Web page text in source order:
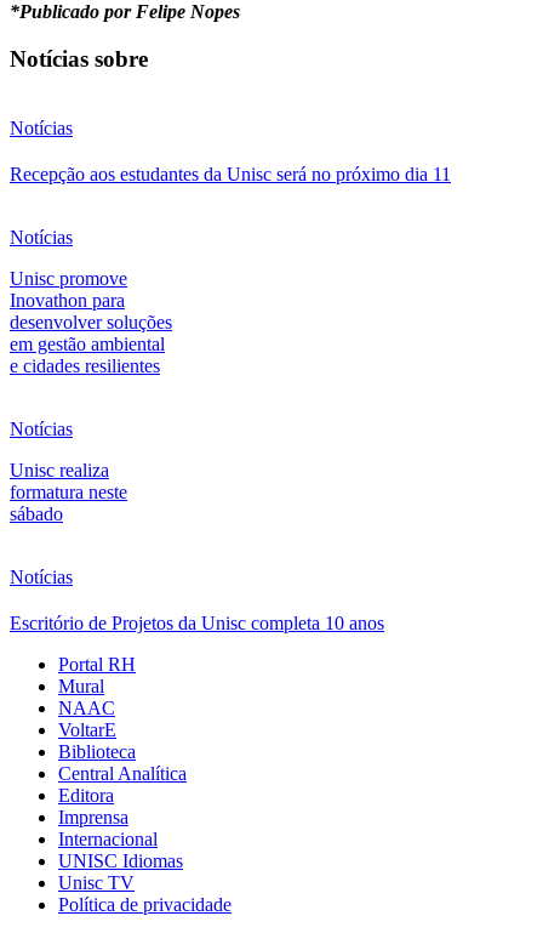
*Publicado por Felipe Nopes
Notícias sobre
Notícias
Recepção aos estudantes da Unisc será no próximo dia 11
Notícias
Unisc promove
Inovathon para
desenvolver soluções
em gestão ambiental
e cidades resilientes
Notícias
Unisc realiza
formatura neste
sábado
Notícias
Escritório de Projetos da Unisc completa 10 anos
Portal RH
Mural
NAAC
VoltarE
Biblioteca
Central Analítica
Editora
Imprensa
Internacional
UNISC Idiomas
Unisc TV
Política de privacidade